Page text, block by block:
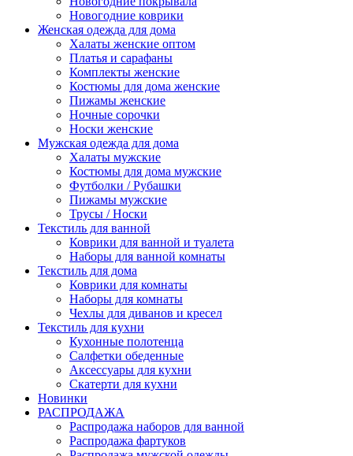
Новогодние коврики
Женская одежда для дома
Халаты женские оптом
Платья и сарафаны
Комплекты женские
Костюмы для дома женские
Пижамы женские
Ночные сорочки
Носки женские
Мужская одежда для дома
Халаты мужские
Костюмы для дома мужские
Футболки / Рубашки
Пижамы мужские
Трусы / Носки
Текстиль для ванной
Коврики для ванной и туалета
Наборы для ванной комнаты
Текстиль для дома
Коврики для комнаты
Наборы для комнаты
Чехлы для диванов и кресел
Текстиль для кухни
Кухонные полотенца
Салфетки обеденные
Аксессуары для кухни
Скатерти для кухни
Новинки
РАСПРОДАЖА
Распродажа наборов для ванной
Распродажа фартуков